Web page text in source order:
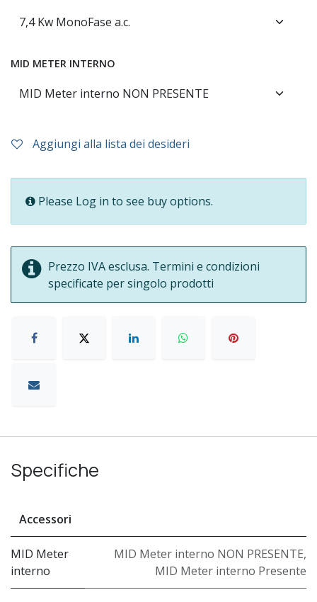
MID METER INTERNO
Aggiungi alla lista dei desideri
Please Log in to see buy options.
Prezzo IVA esclusa. Termini e condizioni
specificate per singolo prodotti
Specifiche
Accessori
MID Meter
interno
MID Meter interno NON PRESENTE,
MID Meter interno Presente